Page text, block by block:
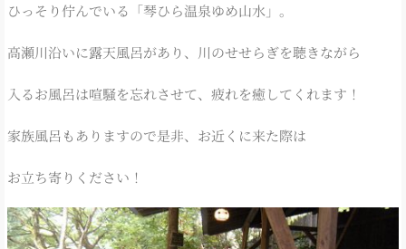
ひっそり佇んでいる「琴ひら温泉ゆめ山水」。
高瀬川沿いに露天風呂があり、川のせせらぎを聴きながら
入るお風呂は喧騒を忘れさせて、疲れを癒してくれます！
家族風呂もありますので是非、お近くに来た際は
お立ち寄りください！